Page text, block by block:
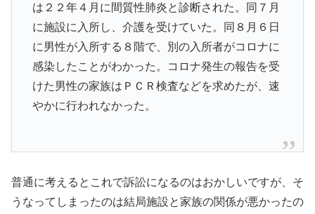
は２２年４月に間質性肺炎と診断された。同７月
に施設に入所し、介護を受けていた。同８月６日
に男性が入所する８階で、別の入所者がコロナに
感染したことがわかった。コロナ発生の報告を受
けた男性の家族はＰＣＲ検査などを求めたが、速
やかに行われなかった。
普通に考えるとこれで訴訟になるのはおかしいですが、そ
うなってしまったのは結局施設と家族の関係が悪かったの